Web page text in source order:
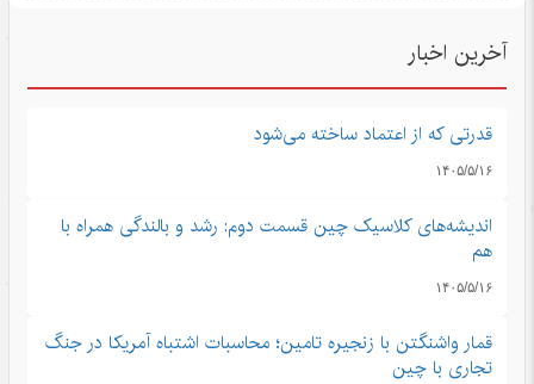
آخرین اخبار
قدرتی که از اعتماد ساخته می‌شود
۱۴۰۵/۵/۱۶
اندیشه‌های کلاسیک چین قسمت دوم: رشد و بالندگی همراه با
هم
۱۴۰۵/۵/۱۶
قمار واشنگتن با زنجیره تامین؛ محاسبات اشتباه آمریکا در جنگ
تجاری با چین